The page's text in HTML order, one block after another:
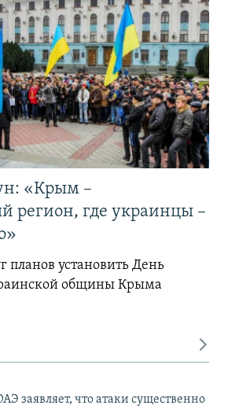
«Крым –
регион, где украинцы –
планов установить День
общины Крыма
заявляет, что атаки существенно